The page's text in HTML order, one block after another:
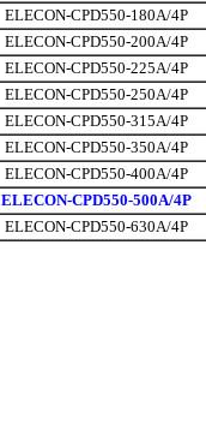
ELECON-CPD550-180A/4P
ELECON-CPD550-200A/4P
ELECON-CPD550-225A/4P
ELECON-CPD550-250A/4P
ELECON-CPD550-315A/4P
ELECON-CPD550-350A/4P
ELECON-CPD550-400A/4P
ELECON-CPD550-500A/4P
ELECON-CPD550-630A/4P